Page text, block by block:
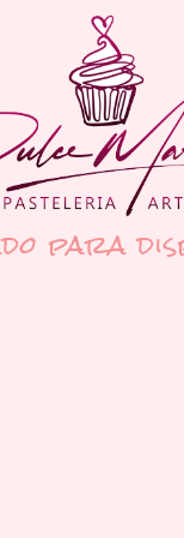
para